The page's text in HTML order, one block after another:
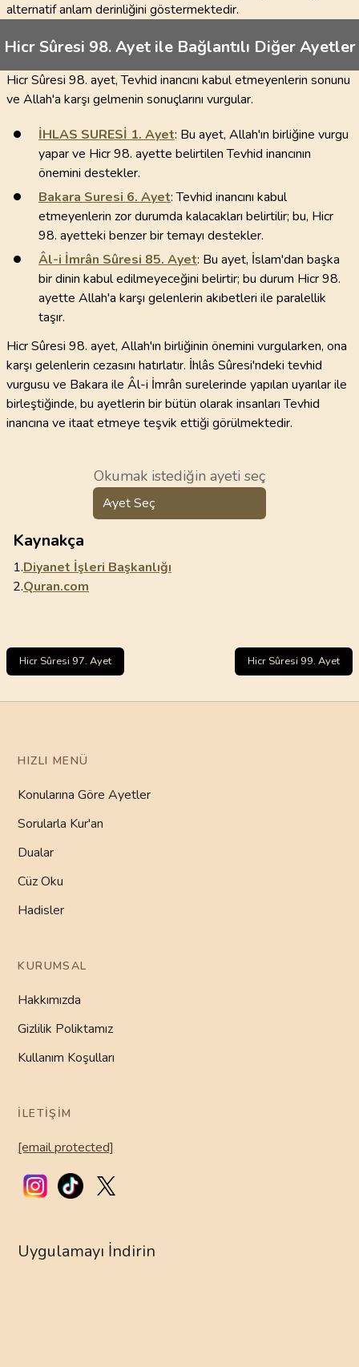
alternatif anlam derinliğini göstermektedir.
Hicr Sûresi 98. Ayet ile Bağlantılı Diğer Ayetler
Hicr Sûresi 98. ayet, Tevhid inancını kabul etmeyenlerin sonunu
ve Allah'a karşı gelmenin sonuçlarını vurgular.
İHLAS SURESİ 1. Ayet: Bu ayet, Allah'ın birliğine vurgu
yapar ve Hicr 98. ayette belirtilen Tevhid inancının
önemini destekler.
Bakara Suresi 6. Ayet: Tevhid inancını kabul
etmeyenlerin zor durumda kalacakları belirtilir; bu, Hicr
98. ayetteki benzer bir temayı destekler.
Âl-i İmrân Sûresi 85. Ayet: Bu ayet, İslam'dan başka
bir dinin kabul edilmeyeceğini belirtir; bu durum Hicr 98.
ayette Allah'a karşı gelenlerin akıbetleri ile paralellik
taşır.
Hicr Sûresi 98. ayet, Allah'ın birliğinin önemini vurgularken, ona
karşı gelenlerin cezasını hatırlatır. İhlâs Sûresi'ndeki tevhid
vurgusu ve Bakara ile Âl-i İmrân surelerinde yapılan uyarılar ile
birleştiğinde, bu ayetlerin bir bütün olarak insanları Tevhid
inancına ve itaat etmeye teşvik ettiği görülmektedir.
Okumak istediğin ayeti seç
Ayet Seç
Kaynakça
1.Diyanet İşleri Başkanlığı
2.Quran.com
Hicr Sûresi 97. Ayet Hicr Sûresi 99. Ayet
HIZLI MENÜ
Konularına Göre Ayetler
Sorularla Kur'an
Dualar
Cüz Oku
Hadisler
KURUMSAL
Hakkımızda
Gizlilik Poliktamız
Kullanım Koşulları
İLETIŞIM
[email protected]
Uygulamayı İndirin